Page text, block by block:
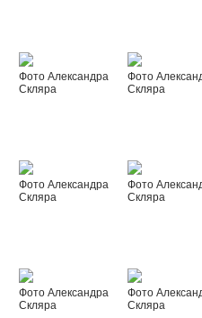
Фото Александра
Скляра
Фото
Скляра
Фото Александра
Скляра
Фото
Скляра
Фото Александра
Скляра
Фото
Скляра